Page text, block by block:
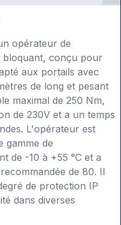
opérateur de
bloquant, conçu pour
aux portails avec
de long et pesant
maximal de 250 Nm,
de 230V et a un temps
L'opérateur est
gamme de
de -10 à +55 °C et a
de 80. Il
de protection IP
dans diverses